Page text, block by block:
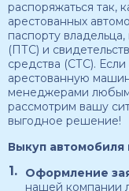
распоряжаться так,
арестованных
паспорту
(ПТС) и
средства (СТС).
арестованную
менеджерами
рассмотрим вашу
выгодное решение!
Выкуп автомобиля
Оформление
нашей компании